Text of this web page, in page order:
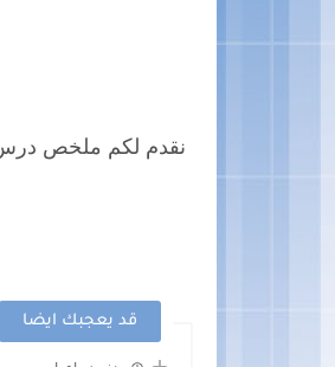
نقدم لكم ملخص درس
قد يعجبك ايضا